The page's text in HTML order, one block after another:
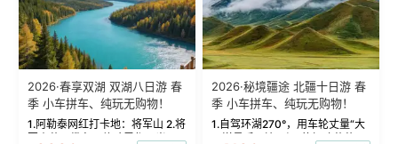
2026·春享双湖 双湖八日游 春
季 小车拼车、纯玩无购物！
1.阿勒泰网红打卡地：将军山 2.将
军山落日缆车，体验雪都风光 3.
2026·秘境疆途 北疆十日游 春
季 小车拼车、纯玩无购物！
1.自驾环湖270°，用车轮丈量“大
西洋最后一滴眼泪”的极致蔚蓝，